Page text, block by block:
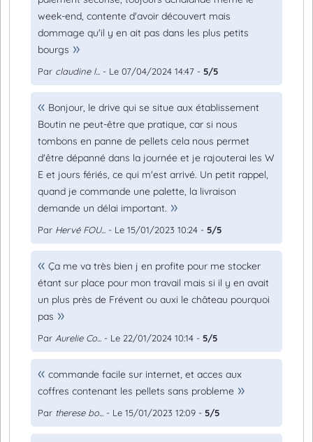
week-end, contente d'avoir découvert mais
dommage qu'il y en ait pas dans les plus petits
bourgs
Par claudine l... - Le 07/04/2024 14:47 - 5/5
Bonjour, le drive qui se situe aux établissement
Boutin ne peut-être que pratique, car si nous
tombons en panne de pellets cela nous permet
d'être dépanné dans la journée et je rajouterai les W
E et jours fériés, ce qui m'est arrivé. Un petit rappel,
quand je commande une palette, la livraison
demande un délai important.
Par Hervé FOU... - Le 15/01/2023 10:24 - 5/5
Ça me va très bien j en profite pour me stocker
étant sur place pour mon travail mais si il y en avait
un plus près de Frévent ou auxi le château pourquoi
pas
Par Aurelie Co... - Le 22/01/2024 10:14 - 5/5
commande facile sur internet, et acces aux
coffres contenant les pellets sans probleme
Par therese bo... - Le 15/01/2023 12:09 - 5/5